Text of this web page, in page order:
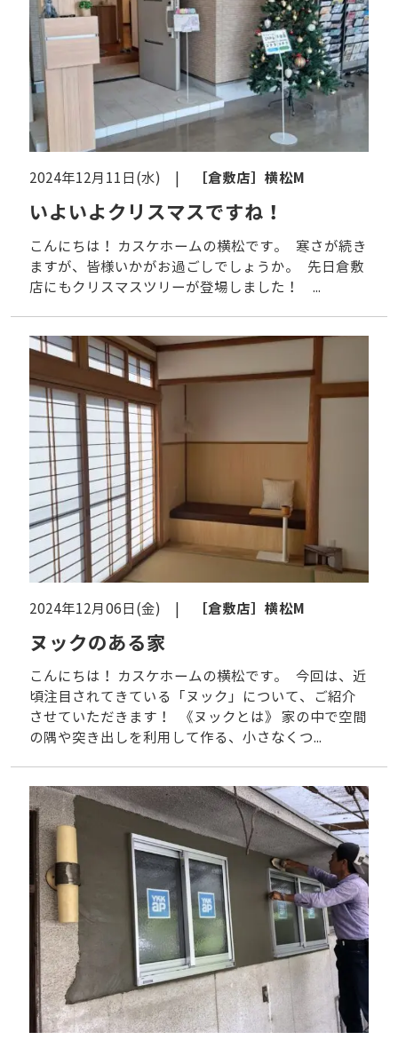
2024年12月11日(水) | ［倉敷店］ 横松M
いよいよクリスマスですね！
こんにちは！ カスケホームの横松です。 寒さが続き
ますが、皆様いかがお過ごしでしょうか。 先日倉敷
店にもクリスマスツリーが登場しました！ ...
2024年12月06日(金) | ［倉敷店］ 横松M
ヌックのある家
こんにちは！ カスケホームの横松です。 今回は、近
頃注目されてきている「ヌック」について、ご紹介
させていただきます！ 《ヌックとは》 家の中で空間
の隅や突き出しを利用して作る、小さなくつ...